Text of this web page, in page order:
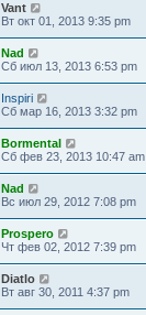
Vant
Вт окт 01, 2013 9:35 pm
Nad
Сб июл 13, 2013 6:53 pm
Inspiri
Сб мар 16, 2013 3:32 pm
Bormental
Сб фев 23, 2013 10:47 am
Nad
Вс июл 29, 2012 7:08 pm
Prospero
Чт фев 02, 2012 7:39 pm
Diatlo
Вт авг 30, 2011 4:37 pm